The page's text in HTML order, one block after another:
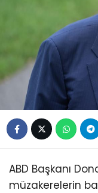
ABD Başkanı
müzakerelerin